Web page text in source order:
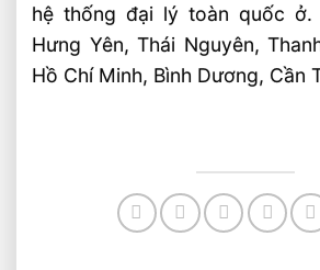
hệ thống đại lý toàn quốc ở.
Hưng Yên, Thái Nguyên,
Hồ Chí Minh, Bình Dương, Cần